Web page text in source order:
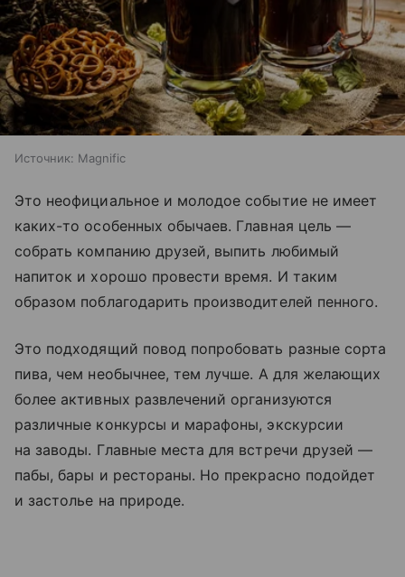
Источник: Magnific
Это неофициальное и молодое событие не имеет
каких-то особенных обычаев. Главная цель —
собрать компанию друзей, выпить любимый
напиток и хорошо провести время. И таким
образом поблагодарить производителей пенного.
Это подходящий повод попробовать разные сорта
пива, чем необычнее, тем лучше. А для желающих
более активных развлечений организуются
различные конкурсы и марафоны, экскурсии
на заводы. Главные места для встречи друзей —
пабы, бары и рестораны. Но прекрасно подойдет
и застолье на природе.